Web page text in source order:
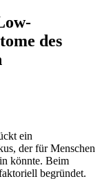
des
ein
der für Menschen
könnte. Beim
begründet.